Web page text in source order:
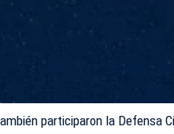
participaron la Defensa